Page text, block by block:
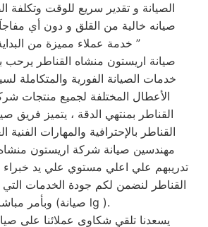
الصيانة و تقدير سريع للوقت وتكلفة
صيانه خالية من القلق و دون أي
خدمة عملاء مميزة من البداية إلى النهاية ”
صيانة اريستون منشاه القناطر يرحب
خدمات الصيانة الفورية والمتكاملة
الأعطال المختلفة لجميع منتجات
القناطر بمنتهي الدقة ، يتميز فريق
القناطر بالإحترافية والمهارات الفنية
مهندسين صيانة شركة اريستون منشاه
تدريبهم علي اعلي مستوي علي يد
القناطر لنضمن لكم جودة الخدمات التي
وبأمر مباشر من (صيانة lg ).
يسعدنا تلقي شكاوى عملائنا على